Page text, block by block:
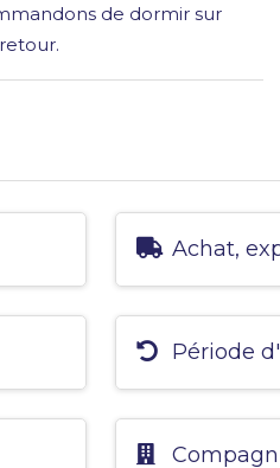
de dormir sur
Achat,
Période